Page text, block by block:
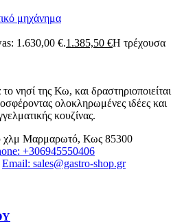
μηχάνημα
1.630,00 €.1.385,50 €Η τρέχουσα
νησί της Κω, και δραστηριοποιείται
ολοκληρωμένες ιδέες και
κουζίνας.
χλμ Μαρμαρωτό, Κως 85300
+306945550406
Email: sales@gastro-shop.gr